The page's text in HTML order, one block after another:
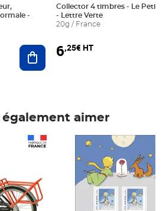
Ajouter au panier
Collector 4 timbres - Le Petit
- Lettre Verte
20g / France
6,25€ HT
aimer
Prix 6,25€ HT